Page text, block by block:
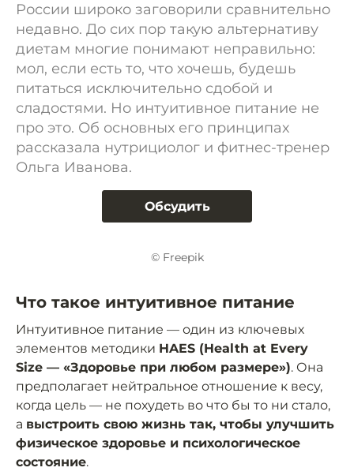
России широко заговорили сравнительно
недавно. До сих пор такую альтернативу
диетам многие понимают неправильно:
мол, если есть то, что хочешь, будешь
питаться исключительно сдобой и
сладостями. Но интуитивное питание не
про это. Об основных его принципах
рассказала нутрициолог и фитнес-тренер
Ольга Иванова.
Обсудить
© Freepik
Что такое интуитивное питание
Интуитивное питание — один из ключевых
элементов методики HAES (Health at Every
Size — «Здоровье при любом размере»). Она
предполагает нейтральное отношение к весу,
когда цель — не похудеть во что бы то ни стало,
а выстроить свою жизнь так, чтобы улучшить
физическое здоровье и психологическое
состояние.